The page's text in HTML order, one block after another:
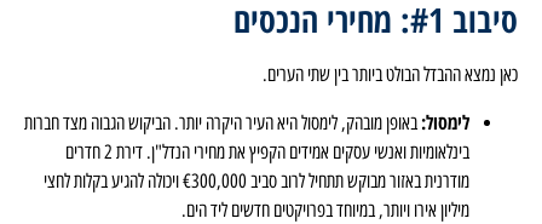
סיבוב #1: מחירי הנכסים
כאן נמצא ההבדל הבולט ביותר בין שתי הערים.
לימסול:באופן מובהק, לימסול היא העיר היקרה יותר. הביקוש הגבוה מצד חברות
בינלאומיות ואנשי עסקים אמידים הקפיץ את מחירי הנדל"ן. דירת 2 חדרים
מודרנית באזור מבוקש תתחיל לרוב סביב €300,000 ויכולה להגיע בקלות לחצי
מיליון אירו ויותר, במיוחד בפרויקטים חדשים ליד הים.